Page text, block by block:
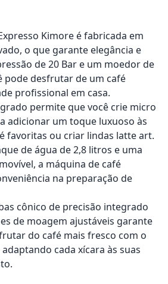
Kimore é fabricada em
o que garante elegância e
de 20 Bar e um moedor de
pode desfrutar de um café
profissional em casa.
permite que você crie micro
adicionar um toque luxuoso às
favoritas ou criar lindas latte art.
de água de 2,8 litros e uma
a máquina de café
na preparação de
cônico de precisão integrado
de moagem ajustáveis garante
do café mais fresco com o
cada xícara às suas